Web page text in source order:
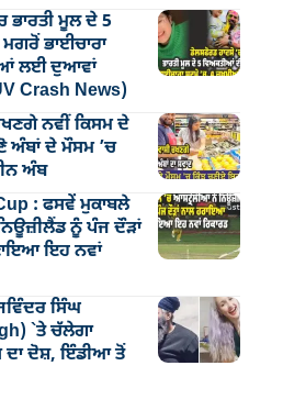
ਭਾਰਤੀ ਮੂਲ ਦੇ 5
ਭਾਈਚਾਰਾ
ਲਈ ਦੁਆਵਾਂ
Crash News)
ਨਵੀਂ ਕਿਸਮ ਦੇ
ਅੰਬਾਂ ਦੇ ਮੌਸਮ ’ਚ
ਅੰਬ
: ਫਸਵੇਂ ਮੁਕਾਬਲੇ
ਨੂੰ ਪੰਜ ਦੌੜਾਂ
ਇਹ ਨਵਾਂ
ਸਿੰਘ
`ਤੇ ਚੱਲੇਗਾ
ਦਾ ਦੋਸ਼, ਇੰਡੀਆ ਤੋਂ